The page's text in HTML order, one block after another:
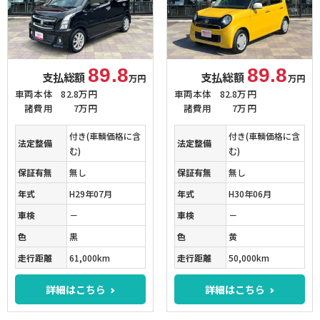
支払総額 89.8万円
車両本体
82.8万円
諸費用
7万円
法定整備
付き(車輌価格に含
む)
保証有無
無し
年式
H29年07月
車検
－
色
黒
走行距離
61,000km
詳細はこちら
支払総額 89.8万円
車両本体
82.8万円
諸費用
7万円
法定整備
付き(車輌価格に含
む)
保証有無
無し
年式
H30年06月
車検
－
色
黄
走行距離
50,000km
詳細はこちら